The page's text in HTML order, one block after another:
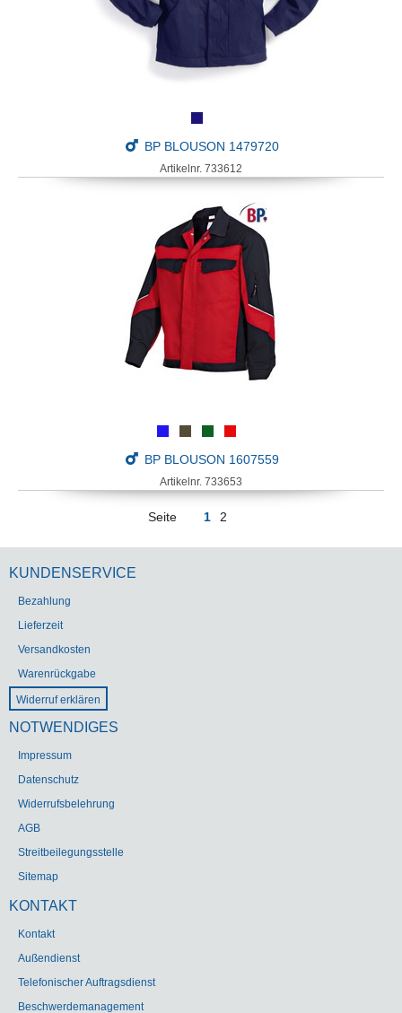
BP BLOUSON 1479720
Artikelnr. 733612
BP BLOUSON 1607559
Artikelnr. 733653
Seite 1 2
KUNDENSERVICE
Bezahlung
Lieferzeit
Versandkosten
Warenrückgabe
Widerruf erklären
NOTWENDIGES
Impressum
Datenschutz
Widerrufsbelehrung
AGB
Streitbeilegungsstelle
Sitemap
KONTAKT
Kontakt
Außendienst
Telefonischer Auftragsdienst
Beschwerdemanagement